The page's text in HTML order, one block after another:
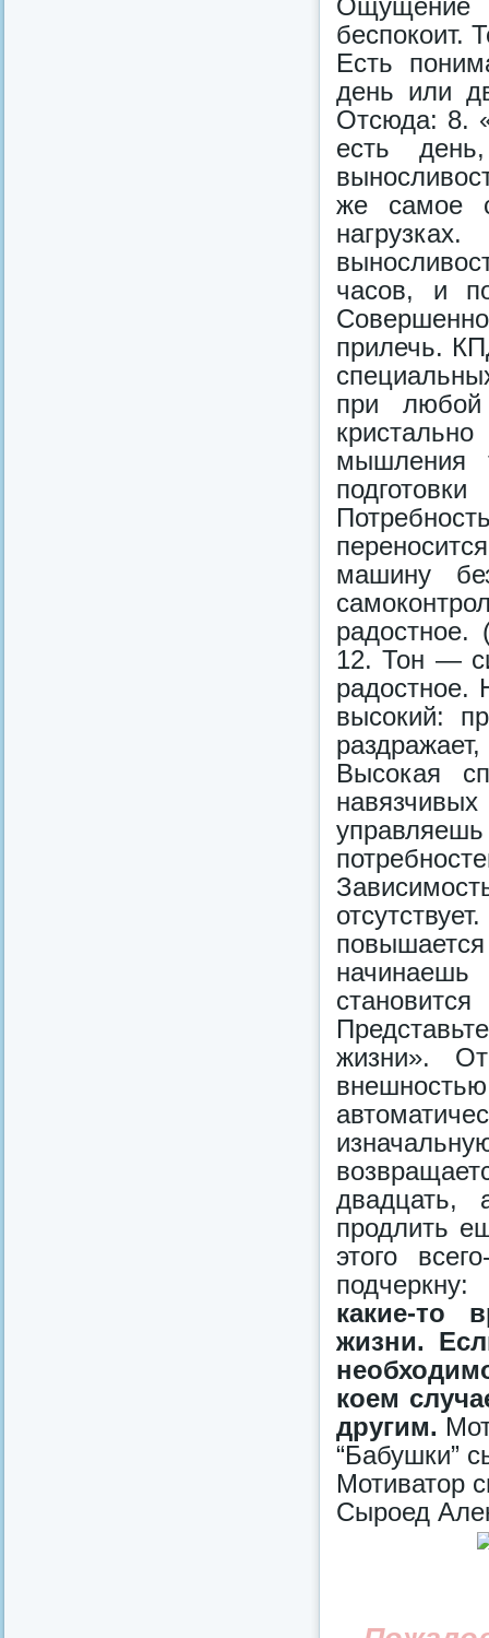
Ощущение
беспокоит.
Есть
день или
Отсюда: 8.
есть
же самое
часов, и
прилечь.
при
мышления
машину
12. Тон —
радостное.
высокий:
Высокая
жизни».
двадцать,
продлить
этого
подчеркну:
какие-то
жизни.
коем
другим.
“Бабушки”
Мотиватор
Сыроед